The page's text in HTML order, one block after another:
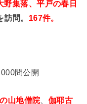
野集落、平戸の春日
訪問。 167件。
問公開
山地僧院、 伽耶古